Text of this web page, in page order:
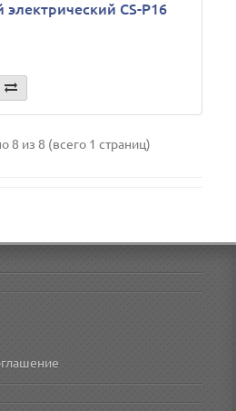
CS-P16
8 из 8 (всего 1 страниц)